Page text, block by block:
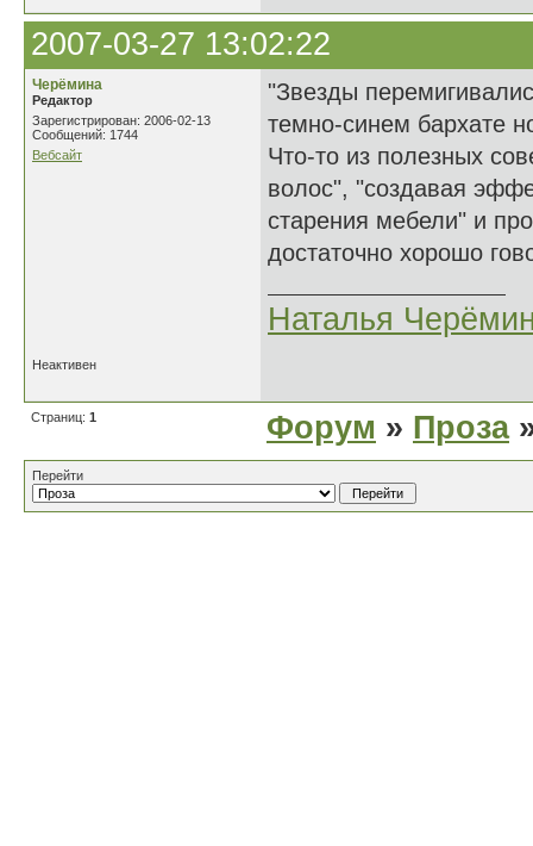
2007-03-27 13:02:22
Черёмина
Редактор
Зарегистрирован: 2006-02-13
Сообщений: 1744
Вебсайт
"Звезды
темно-синем бархате
Что-то из полезных
волос", "создавая
старения мебели" и
достаточно хорошо
Наталья
Неактивен
Страниц: 1 Форум » Проза
Перейти